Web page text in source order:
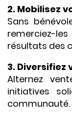
2. Mobilisez
Sans
remerciez-
résultats des
3. Diversifiez
Alternez
initiatives
communauté.